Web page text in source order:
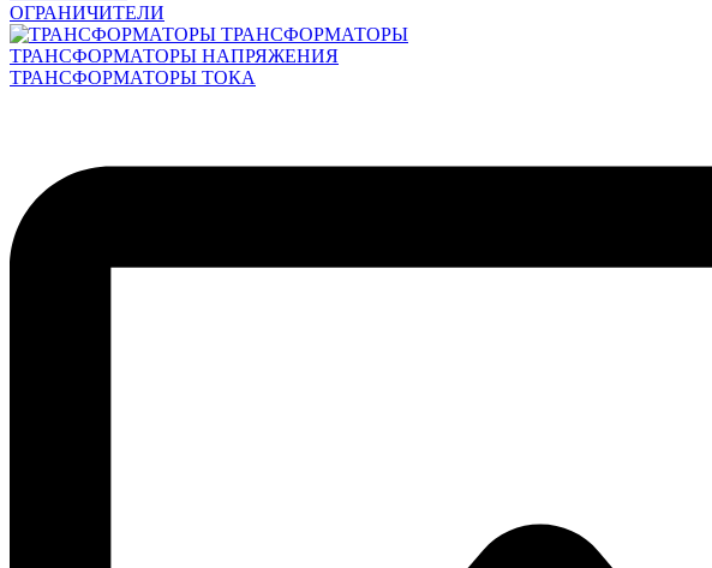
ОГРАНИЧИТЕЛИ
ТРАНСФОРМАТОРЫ
ТРАНСФОРМАТОРЫ НАПРЯЖЕНИЯ
ТРАНСФОРМАТОРЫ ТОКА